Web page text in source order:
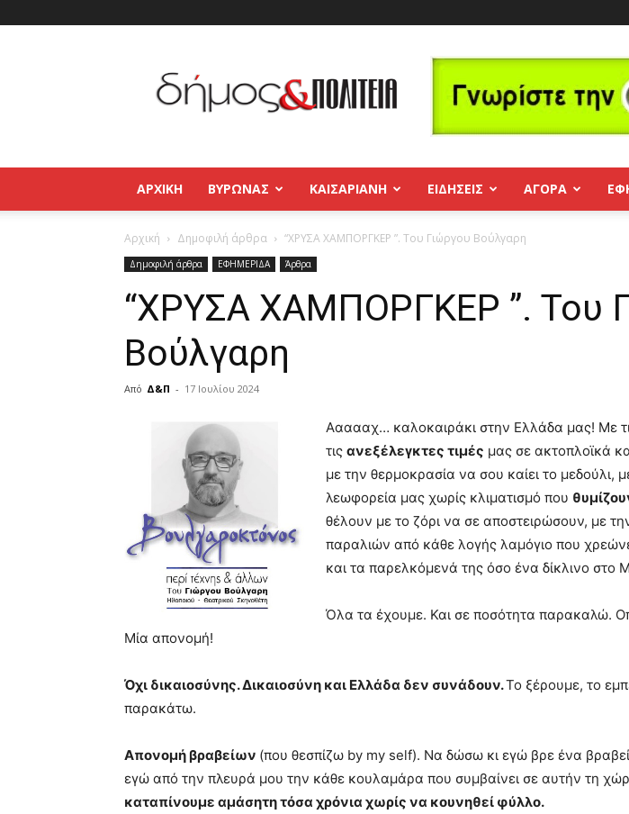
και
Πολιτεία
Βύρωνας
–
Παγκράτι
ΑΡΧΙΚΉ ΒΥΡΩΝΑΣ ΚΑΙΣΑΡΙΑΝΗ ΕΙΔΗΣΕΙΣ ΑΓΟΡΑ
Αρχική Δημοφιλή άρθρα “ΧΡΥΣΑ ΧΑΜΠΟΡΓΚΕΡ ”. Του Γιώργου Βούλγαρη
Δημοφιλή άρθρα ΕΦΗΜΕΡΙΔΑ Άρθρα
“ΧΡΥΣΑ ΧΑΜΠΟΡΓΚΕΡ ”. Του
Βούλγαρη
Από Δ&Π - 17 Ιουλίου 2024
show.desi
xxx
brandi
teaches
the
meaning
pain.
pornhun
Αααααχ… καλοκαιράκι στην Ελλάδα μας! Με
τις ανεξέλεγκτες τιμές μας σε ακτοπλοϊκά
με την θερμοκρασία να σου καίει το μεδούλι,
λεωφορεία μας χωρίς κλιματισμό που
θέλουν με το ζόρι να σε αποστειρώσουν, με
παραλιών από κάθε λογής λαμόγιο που
και τα παρελκόμενά της όσο ένα δίκλινο στο
Όλα τα έχουμε. Και σε ποσότητα παρακαλώ.
Μία απονομή!
Όχι δικαιοσύνης. Δικαιοσύνη και Ελλάδα δεν συνάδουν.Το ξέρουμε, το
παρακάτω.
Απονομή βραβείων (που θεσπίζω by my self). Να δώσω κι εγώ βρε ένα
εγώ από την πλευρά μου την κάθε κουλαμάρα που συμβαίνει σε αυτήν τη
καταπίνουμε αμάσητη τόσα χρόνια χωρίς να κουνηθεί φύλλο.